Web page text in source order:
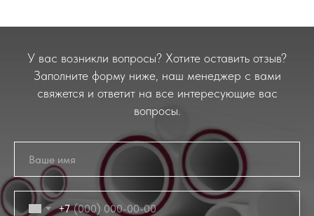
У вас возникли вопросы? Хотите оставить отзыв?
Заполните форму ниже, наш менеджер с вами
свяжется и ответит на все интересующие вас
вопросы.
+7